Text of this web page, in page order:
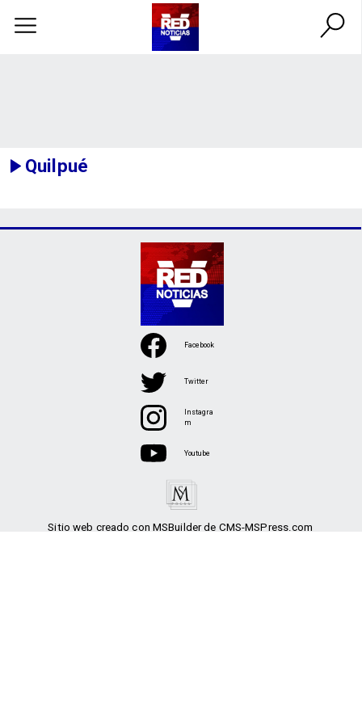
Quilpué
Sitio web creado con MSBuilder de CMS-MSPress.com
Facebook
Twitter
Instagra
m
Youtube